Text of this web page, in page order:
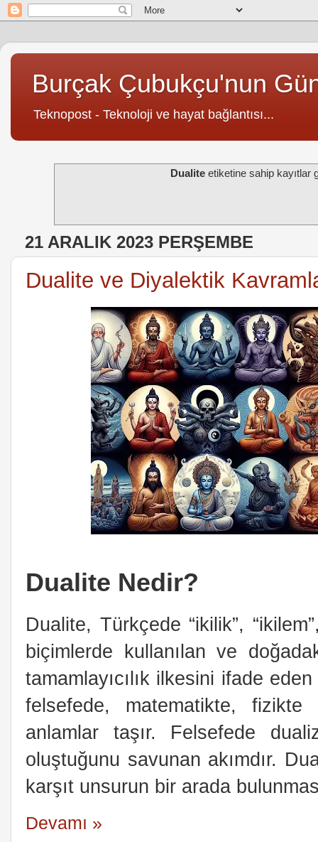
Burçak Çubukçu'nun
Teknopost - Teknoloji ve hayat bağlantısı...
Dualiteetiketine sahip kayıtlar
21 ARALIK 2023 PERŞEMBE
Dualite ve Diyalektik
Dualite Nedir?
Dualite, Türkçede “ikilik”,
biçimlerde kullanılan ve
tamamlayıcılık ilkesini ifade
felsefede, matematikte,
anlamlar taşır. Felsefede
oluştuğunu savunan akımdır.
karşıt unsurun bir arada
Devamı »